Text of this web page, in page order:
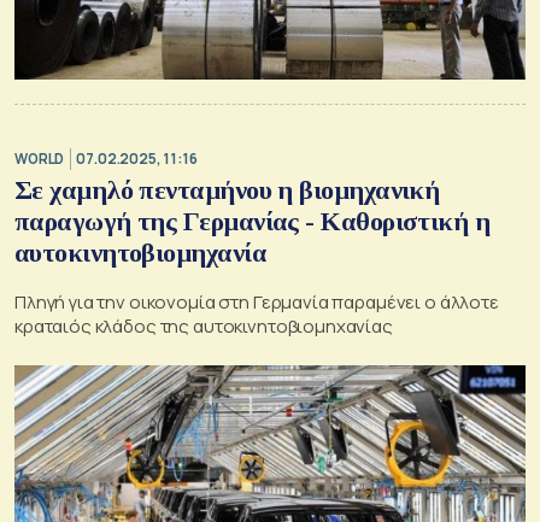
WORLD 07.02.2025, 11:16
Σε χαμηλό πενταμήνου η βιομηχανική
παραγωγή της Γερμανίας - Καθοριστική η
αυτοκινητοβιομηχανία
Πληγή για την οικονομία στη Γερμανία παραμένει ο άλλοτε
κραταιός κλάδος της αυτοκινητοβιομηχανίας